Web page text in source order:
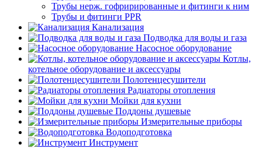
Трубы нерж. гофрирированные и фитинги к ним
Трубы и фитинги PPR
Канализация
Подводка для воды и газа
Насосное оборудование
Котлы,
котельное оборудование и аксессуары
Полотенцесушители
Радиаторы отопления
Мойки для кухни
Поддоны душевые
Измерительные приборы
Водоподготовка
Инструмент